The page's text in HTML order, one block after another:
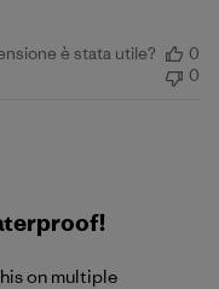
è stata utile?
0
0
on multiple